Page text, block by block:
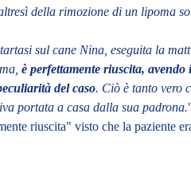
della rimozione di un lipoma
sul cane Nina, eseguita la
è perfettamente riuscita,
del caso. Ciò è tanto vero
portata a casa dalla sua padrona.
riuscita" visto che la paziente